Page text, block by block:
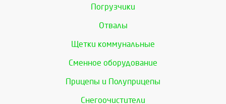
Погрузчики
Отвалы
Щетки коммунальные
Сменное оборудование
Прицепы и Полуприцепы
Снегоочистители